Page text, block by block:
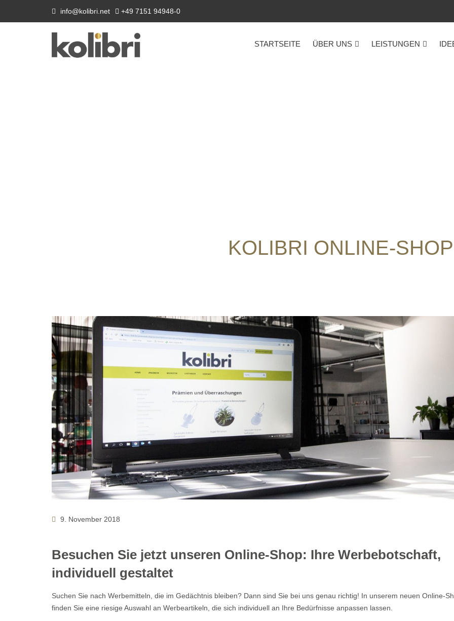
info@kolibri.net +49 7151 94948-0
STARTSEITE ÜBER UNS LEISTUNGEN
KOLIBRI ONLINE-SHOP
9. November 2018
Besuchen Sie jetzt unseren Online-Shop: Ihre Werbebotschaft,
individuell gestaltet
Suchen Sie nach Werbemitteln, die im Gedächtnis bleiben? Dann sind Sie bei uns genau richtig! In unserem neuen Online-
finden Sie eine riesige Auswahl an Werbeartikeln, die sich individuell an Ihre Bedürfnisse anpassen lassen.